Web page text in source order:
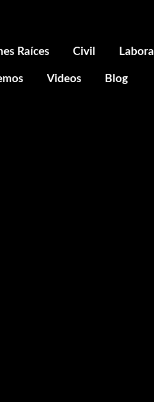
Raíces Civil Laboral
Videos Blog